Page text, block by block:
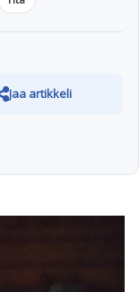
Jaa artikkeli